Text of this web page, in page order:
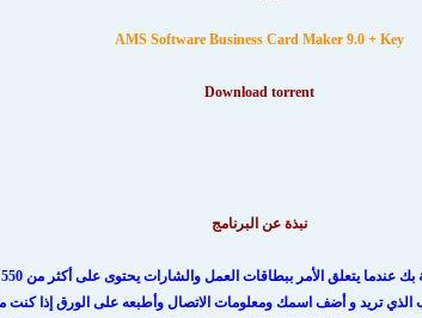
AMS Software Business Card Maker 9.0 + Key
Download torrent
نبذة عن البرنامج
الذي تريد و أضف اسمك ومعلومات الاتصال وأطبعه على الورق إذا